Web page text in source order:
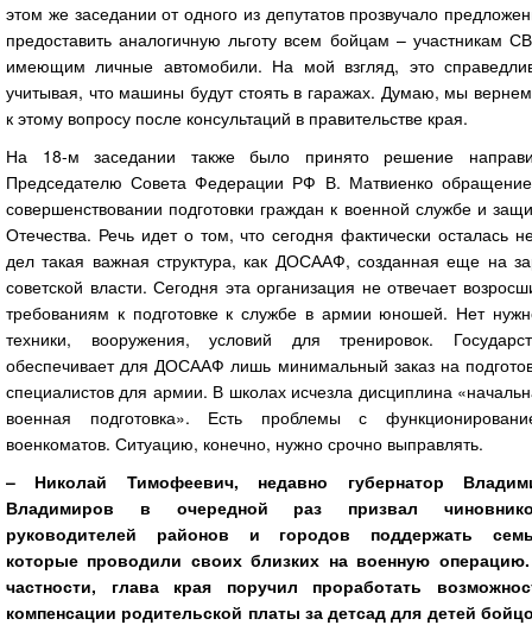
этом же заседании от одного из депутатов прозвучало
предоставить аналогичную льготу всем бойцам – участникам
имеющим личные автомобили. На мой взгляд, это
учитывая, что машины будут стоять в гаражах. Думаю, мы
к этому вопросу после консультаций в правительстве края.
На 18-м заседании также было принято решение
Председателю Совета Федерации РФ В. Матвиенко
совершенствовании подготовки граждан к военной службе и
Отечества. Речь идет о том, что сегодня фактически осталась
дел такая важная структура, как ДОСААФ, созданная еще на
советской власти. Сегодня эта организация не отвечает
требованиям к подготовке к службе в армии юношей. Нет
техники, вооружения, условий для тренировок.
обеспечивает для ДОСААФ лишь минимальный заказ на
специалистов для армии. В школах исчезла дисциплина
военная подготовка». Есть проблемы с
военкоматов. Ситуацию, конечно, нужно срочно выправлять.
– Николай Тимофеевич, недавно губернатор
Владимиров в очередной раз призвал
руководителей районов и городов поддержать
которые проводили своих близких на военную
частности, глава края поручил проработать
компенсации родительской платы за детсад для детей